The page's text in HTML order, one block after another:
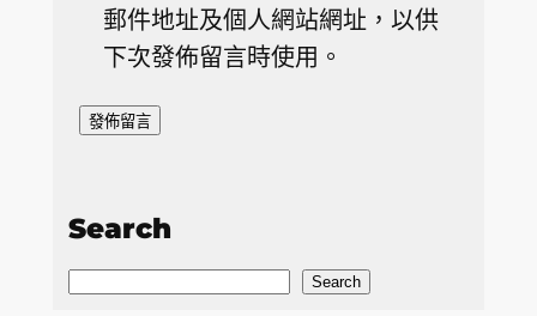
郵件地址及個人網站網址，以供
下次發佈留言時使用。
Search
S
Search